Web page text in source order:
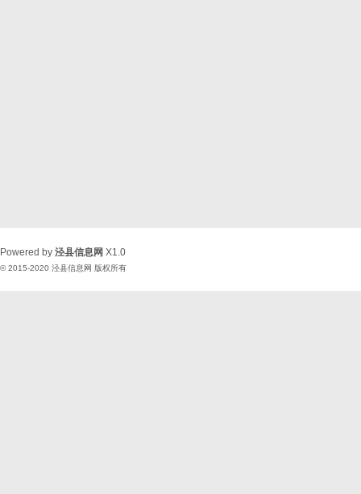
Powered by 泾县信息网 X1.0
© 2015-2020 泾县信息网 版权所有